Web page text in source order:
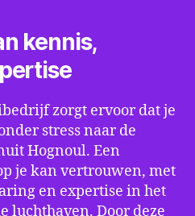
kennis,
zorgt ervoor dat je
stress naar de
Hognoul. Een
je kan vertrouwen, met
en expertise in het
luchthaven. Door deze